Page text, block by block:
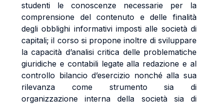
studenti le conoscenze necessarie per la
comprensione del contenuto e delle finalità
degli obblighi informativi imposti alle società di
capitali; il corso si propone inoltre di sviluppare
la capacità d’analisi critica delle problematiche
giuridiche e contabili legate alla redazione e al
controllo bilancio d’esercizio nonché alla sua
rilevanza come strumento sia di
organizzazione interna della società sia di